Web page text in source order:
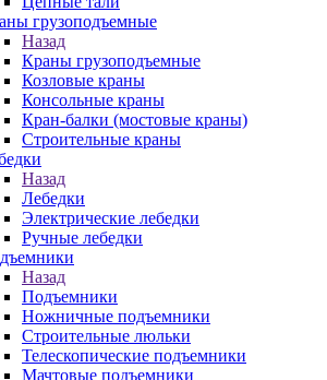
грузоподъемные
Назад
Краны грузоподъемные
Козловые краны
Консольные краны
Кран-балки (мостовые краны)
Строительные краны
Назад
Лебедки
Электрические лебедки
Ручные лебедки
Назад
Подъемники
Ножничные подъемники
Строительные люльки
Телескопические подъемники
Мачтовые подъемники